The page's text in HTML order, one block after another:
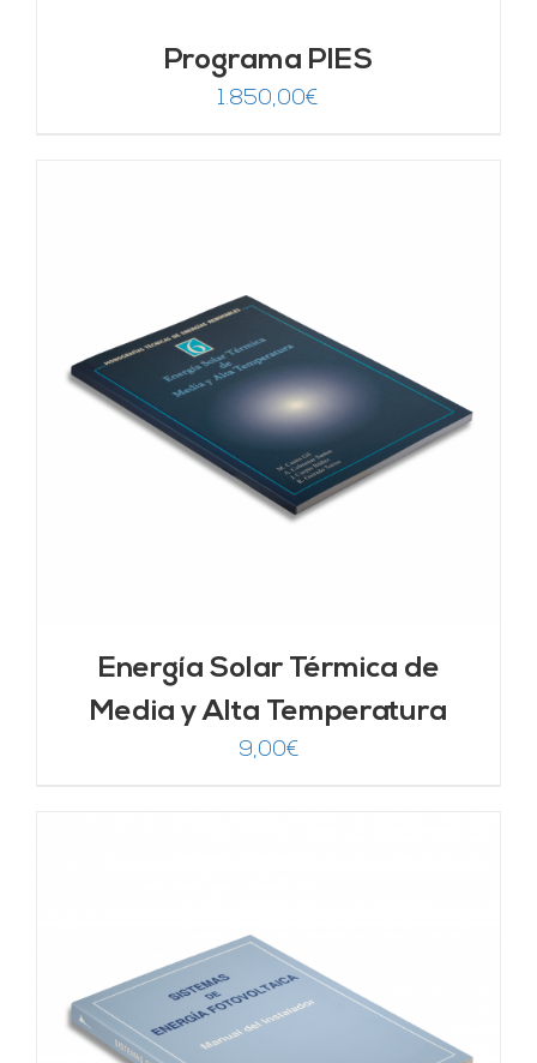
Programa PIES
1.850,00€
Energía Solar Térmica de
Media y Alta Temperatura
9,00€